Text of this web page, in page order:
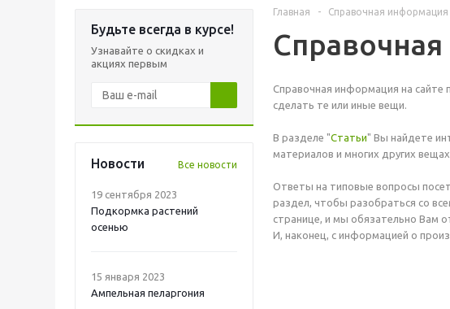
Будьте всегда в курсе!
Узнавайте о скидках и
акциях первым
Новости Все новости
19 сентября 2023
Подкормка растений
осенью
15 января 2023
Ампельная пеларгония
Главная - Справочная информация
Справочная информация на сайте
сделать те или иные вещи.
В разделе "Статьи" Вы найдете
материалов и многих других
Ответы на типовые вопросы
раздел, чтобы разобраться со
странице, и мы обязательно Вам
И, наконец, с информацией о